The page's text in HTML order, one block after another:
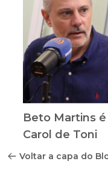
Beto Martins
Carol de Toni
Voltar a capa do